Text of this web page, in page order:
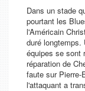
Dans un stade
pourtant les
l'Américain
duré longtemps.
équipes se sont
réparation de
faute sur Pierre-
l'attaquant a